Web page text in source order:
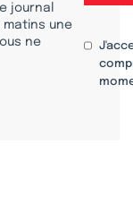
journal
matins une
ne